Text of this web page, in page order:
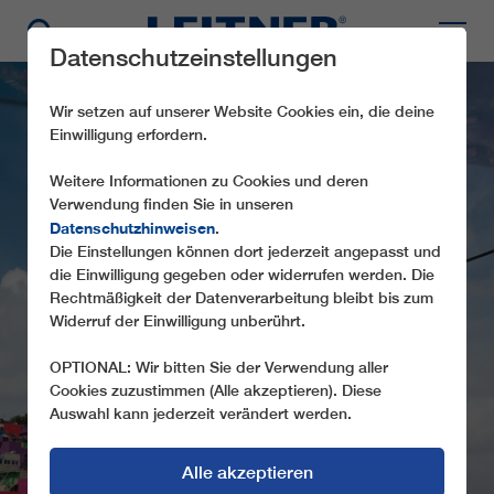
GD10 CABLEBUS
L2A+L2B
Datenschutzeinstellungen
Wir setzen auf unserer Website Cookies ein, die deine
Einwilligung erfordern.
Weitere Informationen zu Cookies und deren
Verwendung finden Sie in unseren
Datenschutzhinweisen.
Die Einstellungen können dort jederzeit angepasst und
die Einwilligung gegeben oder widerrufen werden. Die
Rechtmäßigkeit der Datenverarbeitung bleibt bis zum
Widerruf der Einwilligung unberührt.
OPTIONAL: Wir bitten Sie der Verwendung aller
Cookies zuzustimmen (Alle akzeptieren). Diese
Auswahl kann jederzeit verändert werden.
Alle akzeptieren